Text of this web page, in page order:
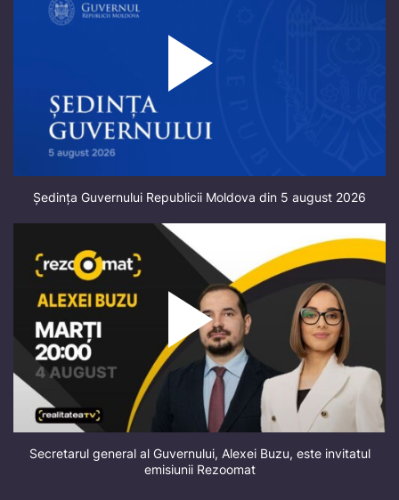
Ședința Guvernului Republicii Moldova din 5 august 2026
Secretarul general al Guvernului, Alexei Buzu, este invitatul
emisiunii Rezoomat